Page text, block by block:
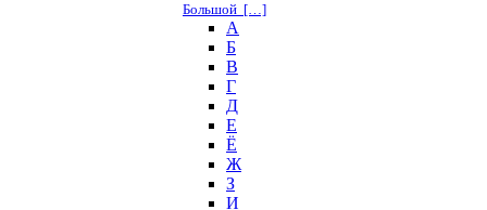
Большой […]
А
Б
В
Г
Д
Е
Ё
Ж
З
И